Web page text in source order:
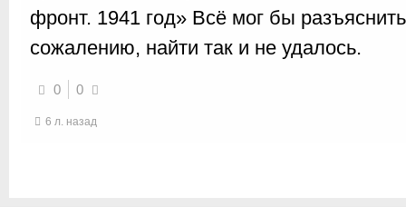
фронт. 1941 год» Всё мог бы
сожалению, найти так и не удалось.
0 0
6 л. назад